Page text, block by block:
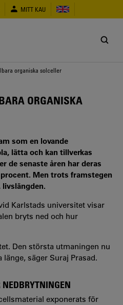
MITT KAU
organiska solceller
ORGANISKA
som en lovande
lätta och kan tillverkas
de senaste åren har deras
Men trots framstegen
Karlstads universitet visar
bryts ned och hur
Den största utmaningen nu
säger Suraj Prasad.
NEDBRYTNINGEN
exponerats för